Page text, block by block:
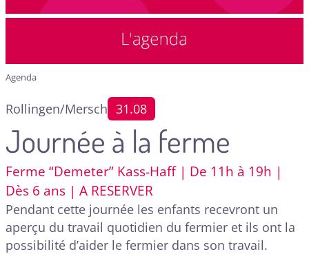
Agenda
Rollingen/Mersch 31.08
Journée à la ferme
Ferme “Demeter” Kass-Haff | De 11h à 19h |
Dès 6 ans | A RESERVER
Pendant cette journée les enfants recevront un
aperçu du travail quotidien du fermier et ils ont la
possibilité d’aider le fermier dans son travail.